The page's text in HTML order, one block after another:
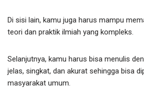
Di sisi lain, kamu juga harus mampu
teori dan praktik ilmiah yang kompleks.
Selanjutnya, kamu harus bisa menulis
jelas, singkat, dan akurat sehingga bisa
masyarakat umum.